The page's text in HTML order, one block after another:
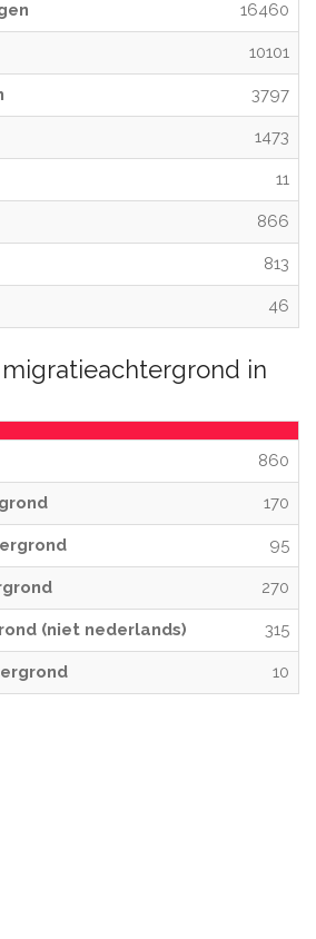
16460
10101
3797
1473
11
866
813
46
in
860
170
95
270
(niet nederlands) 315
10